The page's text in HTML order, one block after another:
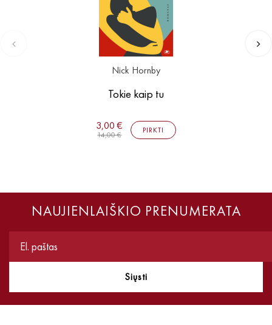
Nick Hornby
Tokie kaip tu
3,00 €
14,00 €
PIRKTI
NAUJIENLAIŠKIO PRENUMERATA
Siųsti